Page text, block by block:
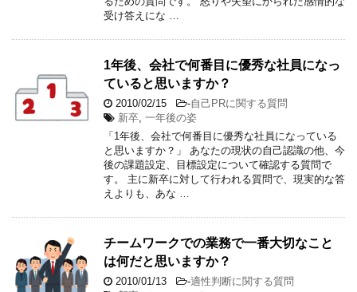
受け答えにな …
1年後、会社で何番目に優秀な社員になっ
ていると思いますか？
2010/02/15 -自己PRに関する質問
新卒 一年後の姿
「1年後、会社で何番目に優秀な社員になっている
と思いますか？」 あなたの現状の自己認識の他、今
後の課題設定、目標設定について確認する質問で
す。 主に新卒に対して行われる質問で、現実的な答
えよりも、あな …
チームワークでの業務で一番大切なこと
は何だと思いますか？
2010/01/13 -適性判断に関する質問